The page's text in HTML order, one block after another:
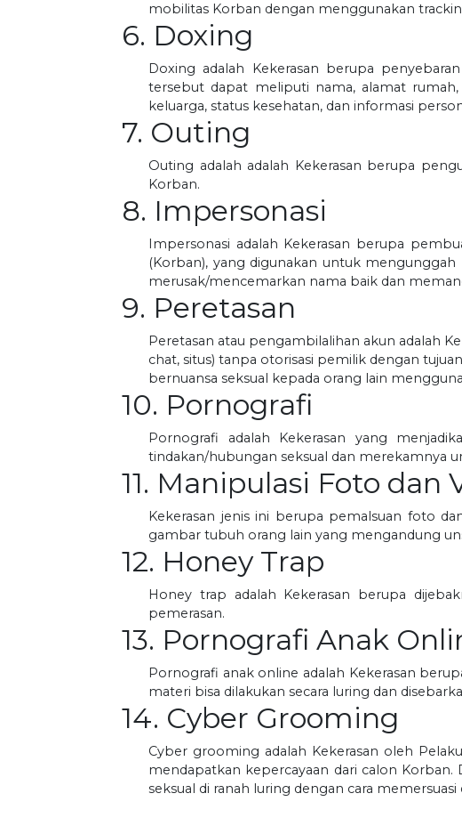
mobilitas Korban dengan menggunakan
6. Doxing
Doxing adalah Kekerasan berupa
tersebut dapat meliputi nama, alamat
keluarga, status kesehatan, dan informasi
7. Outing
Outing adalah adalah Kekerasan berupa
Korban.
8. Impersonasi
Impersonasi adalah Kekerasan berupa
(Korban), yang digunakan untuk
merusak/mencemarkan nama baik dan
9. Peretasan
Peretasan atau pengambilalihan akun adalah
chat, situs) tanpa otorisasi pemilik dengan
bernuansa seksual kepada orang lain
10. Pornografi
Pornografi adalah Kekerasan yang
tindakan/hubungan seksual dan merekamnya
11. Manipulasi Foto dan
Kekerasan jenis ini berupa pemalsuan foto
gambar tubuh orang lain yang mengandung
12. Honey Trap
Honey trap adalah Kekerasan berupa
pemerasan.
13. Pornografi Anak
Pornografi anak online adalah Kekerasan
materi bisa dilakukan secara luring dan
14. Cyber Grooming
Cyber grooming adalah Kekerasan oleh
mendapatkan kepercayaan dari calon
seksual di ranah luring dengan cara